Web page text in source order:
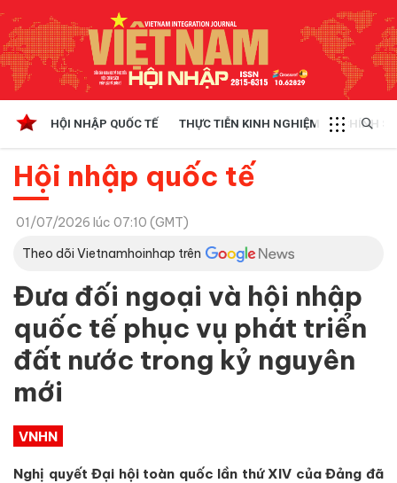
HỘI NHẬP QUỐC TẾ THỰC TIỄN KINH NGHIỆM CHÍNH
Hội nhập quốc tế
01/07/2026 lúc 07:10 (GMT)
Theo dõi Vietnamhoinhap trên
Đưa đối ngoại và hội nhập
quốc tế phục vụ phát triển
đất nước trong kỷ nguyên
mới
VNHN
Nghị quyết Đại hội toàn quốc lần thứ XIV của Đảng đã